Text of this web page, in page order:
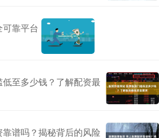
靠平台
至多少钱？了解配资最
谱吗？揭秘背后的风险